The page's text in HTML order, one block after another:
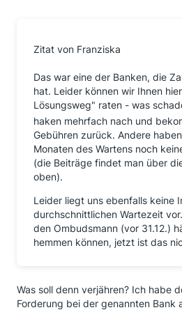
Zitat von Franziska
Das war eine der Banken, die
hat. Leider können wir Ihnen
Lösungsweg" raten - was
haken mehrfach nach und
Gebühren zurück. Andere
Monaten des Wartens noch
(die Beiträge findet man über
oben).
Leider liegt uns ebenfalls keine
durchschnittlichen Wartezeit
den Ombudsmann (vor 31.12.)
hemmen können, jetzt ist das
Was soll denn verjähren? Ich habe
Forderung bei der genannten Bank